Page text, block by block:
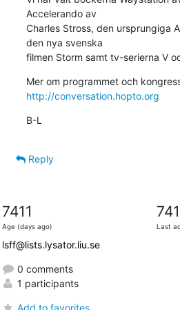
Accelerando av
Charles Stross, den ursprungiga
den nya svenska
filmen Storm samt tv-serierna V
http://conversation.hopto.org
B-L
Reply
7411
Age (days ago) Last
lsff@lists.lysator.liu.se
0 comments
1 participants
Add to favorites